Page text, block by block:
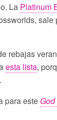
La Platinum
sale
rebajas
esta lista,
para este